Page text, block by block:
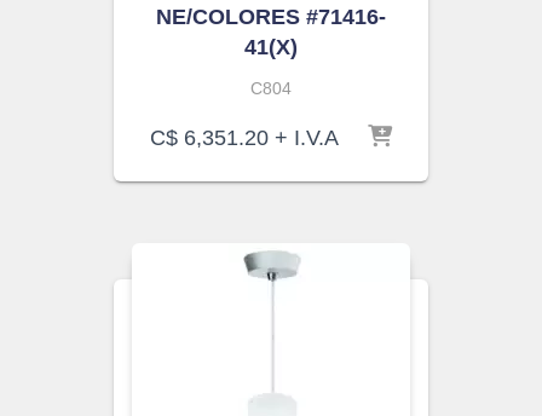
NE/COLORES #71416-
41(X)
C804
C$ 6,351.20 + I.V.A